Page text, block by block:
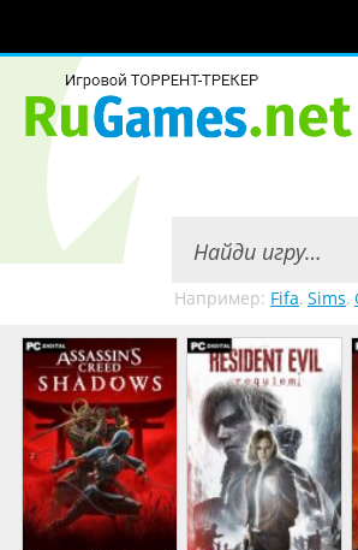
Например: Fifa, Sims,